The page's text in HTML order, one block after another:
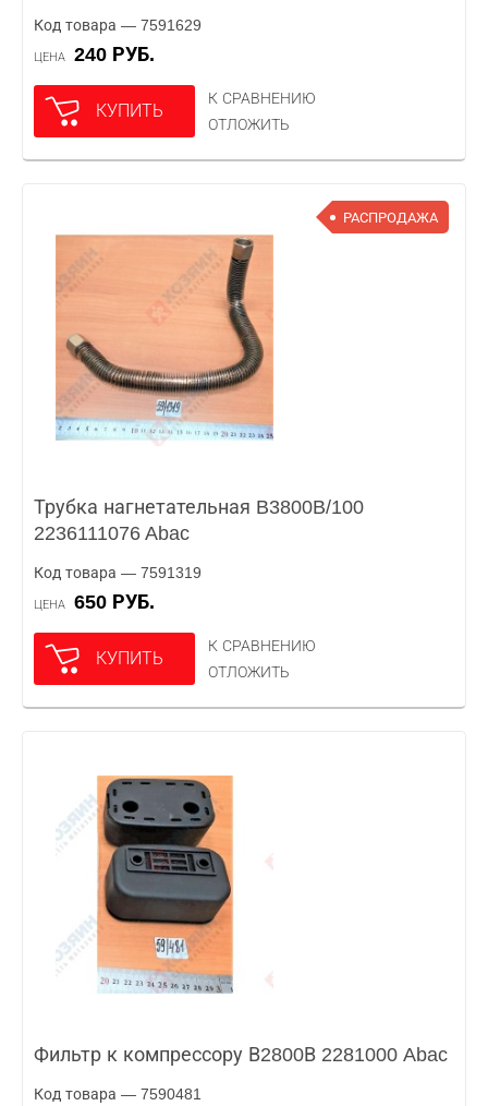
Код товара — 7591629
ЦЕНА 240 РУБ.
КУПИТЬ
К СРАВНЕНИЮ
ОТЛОЖИТЬ
РАСПРОДАЖА
Трубка нагнетательная B3800B/100
2236111076 Abac
Код товара — 7591319
ЦЕНА 650 РУБ.
КУПИТЬ
К СРАВНЕНИЮ
ОТЛОЖИТЬ
Фильтр к компрессору В2800В 2281000 Abac
Код товара — 7590481